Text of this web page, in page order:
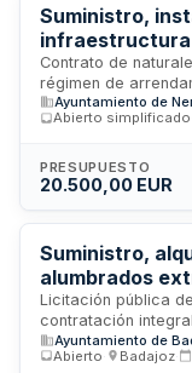
Suministro,
infraestructura
2026 en Nerja
Contrato de
régimen de
mantenimiento de
tensión y
contrato incluye la
se adjudica
suministro, con
Ayuntamiento de
Abierto simplificado
PRESUPUESTO
20.500,00 EUR
Suministro,
alumbrados
Ayuntamiento
Licitación pública
contratación
montaje y
extraordinaria para
Ayuntamiento de
Abierto
Badajoz